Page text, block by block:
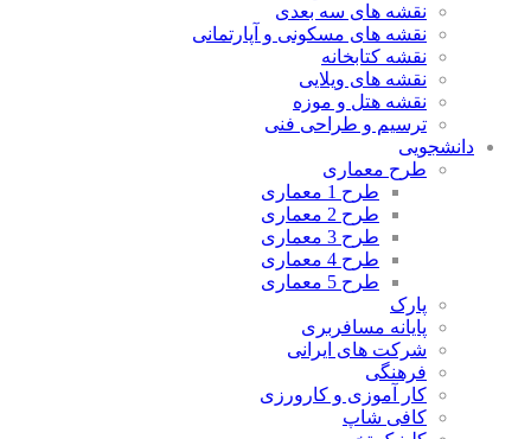
نقشه های سه بعدی
نقشه های مسکونی و آپارتمانی
نقشه کتابخانه
نقشه های ویلایی
نقشه هتل و موزه
ترسیم و طراحی فنی
دانشجویی
طرح معماری
طرح 1 معماری
طرح 2 معماری
طرح 3 معماری
طرح 4 معماری
طرح 5 معماری
پارک
پایانه مسافربری
شرکت های ایرانی
فرهنگی
کار آموزی و کارورزی
کافی شاپ